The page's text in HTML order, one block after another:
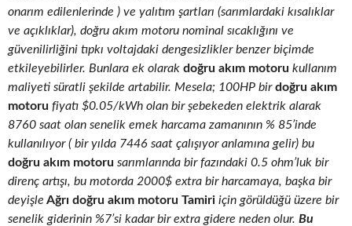
onarım edilenlerinde ) ve yalıtım şartları (sarımlardaki kısalıklar
ve açıklıklar), doğru akım motoru nominal sıcaklığını ve
güvenilirliğini tıpkı voltajdaki dengesizlikler benzer biçimde
etkileyebilirler. Bunlara ek olarak doğru akım motoru kullanım
maliyeti süratli şekilde artabilir. Mesela; 100HP birdoğru akım
motoru fiyatı $0.05/kWh olan bir şebekeden elektrik alarak
8760 saat olan senelik emek harcama zamanının % 85’inde
kullanılıyor ( bir yılda 7446 saat çalışıyor anlamına gelir) bu
doğru akım motoru sarımlarında bir fazındaki 0.5 ohm’luk bir
direnç artışı, bu motorda 2000$ extra bir harcamaya, başka bir
deyişle Ağrı doğru akım motoru Tamiri için görüldüğü üzere bir
senelik giderinin %7’si kadar bir extra gidere neden olur. Bu